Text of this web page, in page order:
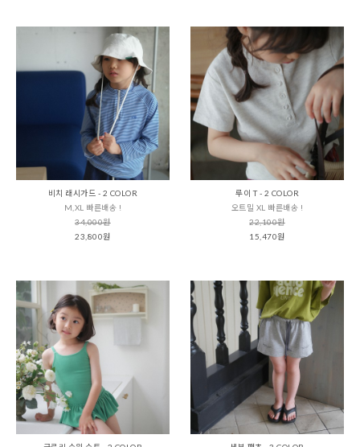
비치 래시가드 - 2 COLOR
M,XL 빠른배송 !
34,000원
23,800원
루이 T - 2 COLOR
오트밀 XL 빠른배송 !
22,100원
15,470원